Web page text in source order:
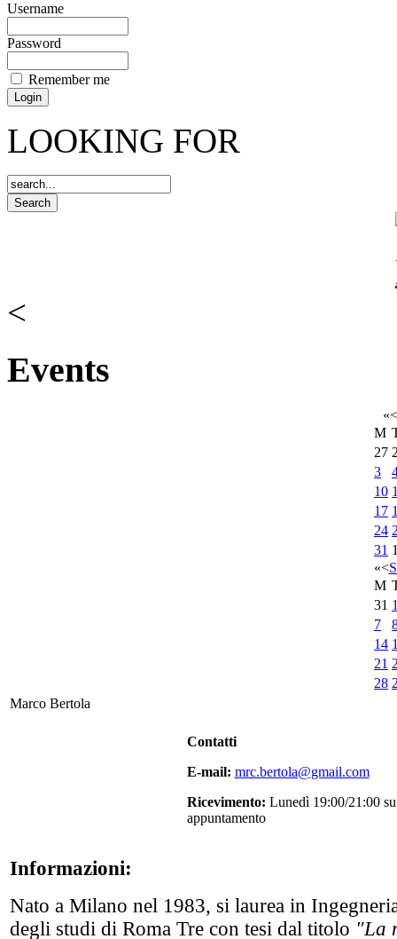
Username
Password
Remember me
LOOKING FOR
<
Events
«<
M
27
3
10
17
24
31
«<
M
31
7
14
21
28
Marco Bertola
Contatti
E-mail: mrc.bertola@gmail.com
Ricevimento: Lunedì 19:00/21:00 su
appuntamento
Informazioni:
Nato a Milano nel 1983, si laurea in
degli studi di Roma Tre con tesi dal titolo "La